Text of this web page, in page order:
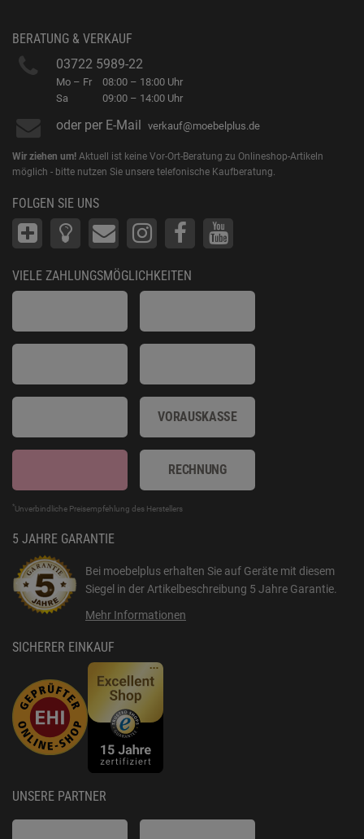
BERATUNG & VERKAUF
03722 5989-22
Mo – Fr
Sa
08:00 – 18:00 Uhr
09:00 – 14:00 Uhr
oder per E-Mail verkauf@moebelplus.de
Wir ziehen um! Aktuell ist keine Vor-Ort-Beratung zu Onlineshop-Artikeln
möglich - bitte nutzen Sie unsere telefonische Kaufberatung.
FOLGEN SIE UNS
VIELE ZAHLUNGSMÖGLICHKEITEN
VORAUSKASSE
RECHNUNG
*Unverbindliche Preisempfehlung des Herstellers
5 JAHRE GARANTIE
Bei moebelplus erhalten Sie auf Geräte mit diesem
Siegel in der Artikelbeschreibung 5 Jahre Garantie.
Mehr Informationen
SICHERER EINKAUF
UNSERE PARTNER